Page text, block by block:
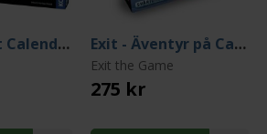
EXIT Advent Calendar - The Missing Hollywood Star Exit - Äventyr på Catan
Exit the Game
275 kr